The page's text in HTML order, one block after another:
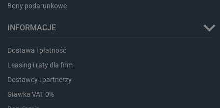
Bony podarunkowe
INFORMACJE
Dostawa i płatność
Leasing i raty dla firm
Dostawcy i partnerzy
Stawka VAT 0%